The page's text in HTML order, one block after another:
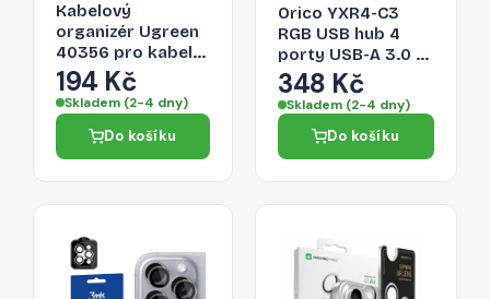
Kabelový
organizér Ugreen
40356 pro kabely
- černá
194 Kč
Skladem (2-4 dny)
Do košíku
Orico YXR4-C3
RGB USB hub 4
porty USB-A 3.0 s
audio/mikrofonním
portem 0,3 m –
černý
348 Kč
Skladem (2-4 dny)
Do košíku